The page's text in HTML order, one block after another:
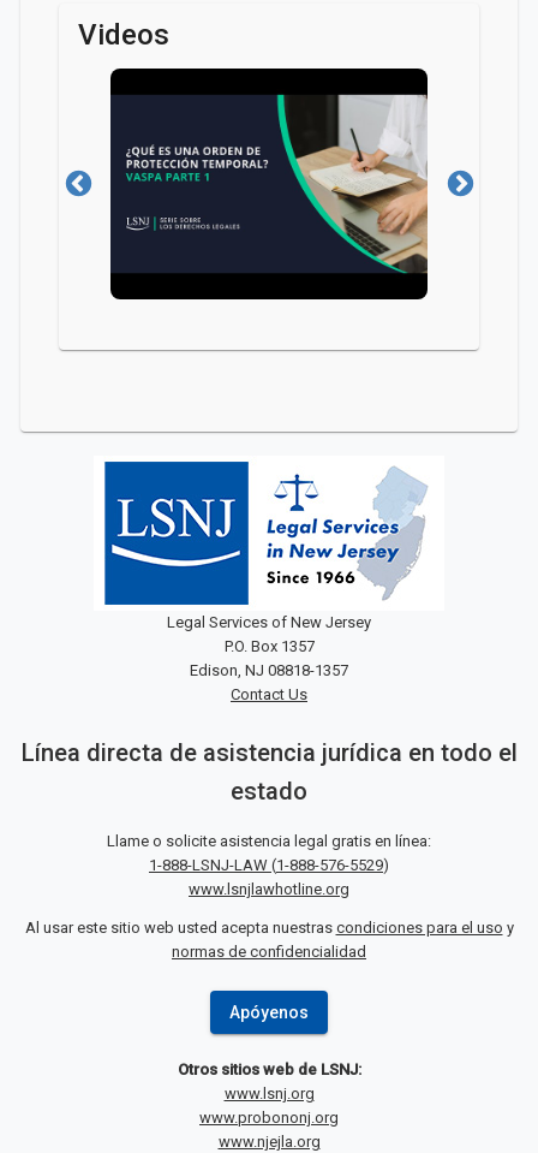
Videos
Legal Services of New Jersey
P.O. Box 1357
Edison, NJ 08818-1357
Contact Us
Línea directa de asistencia jurídica en todo el
estado
Llame o solicite asistencia legal gratis en línea:
1-888-LSNJ-LAW (1-888-576-5529)
www.lsnjlawhotline.org
Al usar este sitio web usted acepta nuestras condiciones para el uso y
normas de confidencialidad
Apóyenos
Otros sitios web de LSNJ:
www.lsnj.org
www.probononj.org
www.njejla.org